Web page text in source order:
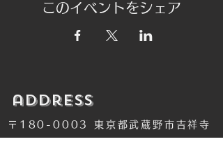
このイベントをシェア
​address
〒180-0003 東京都武蔵野市吉祥寺